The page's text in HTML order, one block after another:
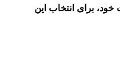
برای انتخاب این